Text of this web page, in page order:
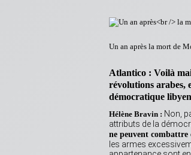
Un an après la mort de
Atlantico : Voilà
révolutions arabes,
démocratique
Hélène Bravin : Non,
attributs de la
ne peuvent combattre
les armes